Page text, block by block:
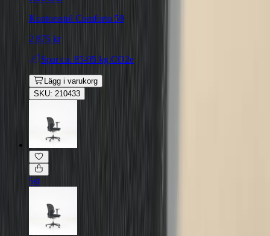
Kontorsstol Comforto 59
2 875 kr
Spar ca. 85-95 kg CO2e
Lägg i varukorg
SKU: 210433
5st